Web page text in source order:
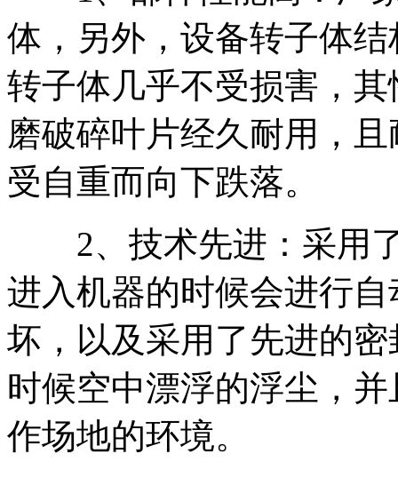
体，另外，设备转子体
转子体几乎不受损害，
磨破碎叶片经久耐用，
受自重而向下跌落。
2、技术先进：采用了
进入机器的时候会进行
坏，以及采用了先进的
时候空中漂浮的浮尘，
作场地的环境。